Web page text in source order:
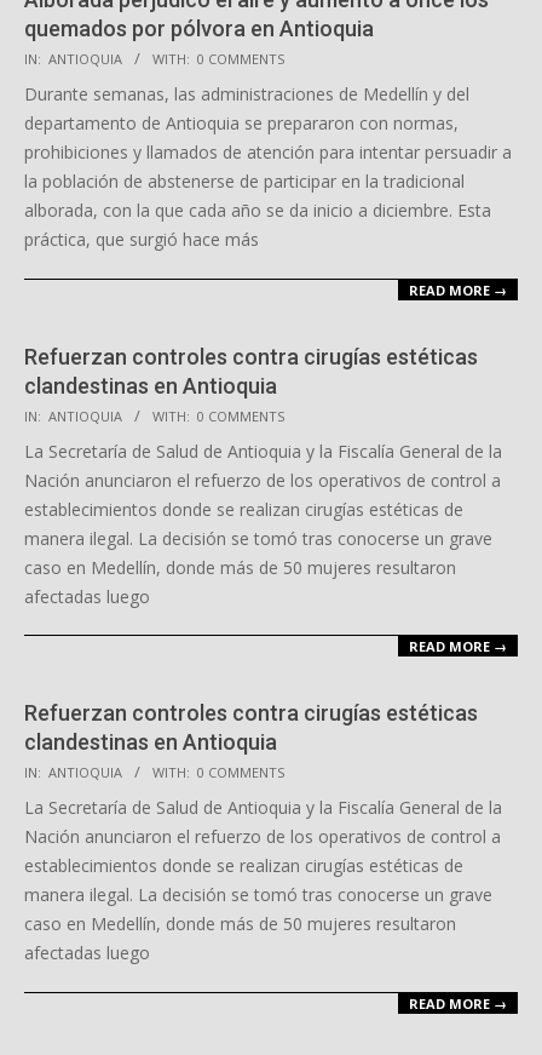
quemados por pólvora en Antioquia
2025-
12-
01
IN: ANTIOQUIA WITH: 0 COMMENTS
Durante semanas, las administraciones de Medellín y del
departamento de Antioquia se prepararon con normas,
prohibiciones y llamados de atención para intentar persuadir a
la población de abstenerse de participar en la tradicional
alborada, con la que cada año se da inicio a diciembre. Esta
práctica, que surgió hace más
READ MORE →
Refuerzan controles contra cirugías estéticas
clandestinas en Antioquia
2025-
11-
04
IN: ANTIOQUIA WITH: 0 COMMENTS
La Secretaría de Salud de Antioquia y la Fiscalía General de la
Nación anunciaron el refuerzo de los operativos de control a
establecimientos donde se realizan cirugías estéticas de
manera ilegal. La decisión se tomó tras conocerse un grave
caso en Medellín, donde más de 50 mujeres resultaron
afectadas luego
READ MORE →
Refuerzan controles contra cirugías estéticas
clandestinas en Antioquia
2025-
11-
04
IN: ANTIOQUIA WITH: 0 COMMENTS
La Secretaría de Salud de Antioquia y la Fiscalía General de la
Nación anunciaron el refuerzo de los operativos de control a
establecimientos donde se realizan cirugías estéticas de
manera ilegal. La decisión se tomó tras conocerse un grave
caso en Medellín, donde más de 50 mujeres resultaron
afectadas luego
READ MORE →